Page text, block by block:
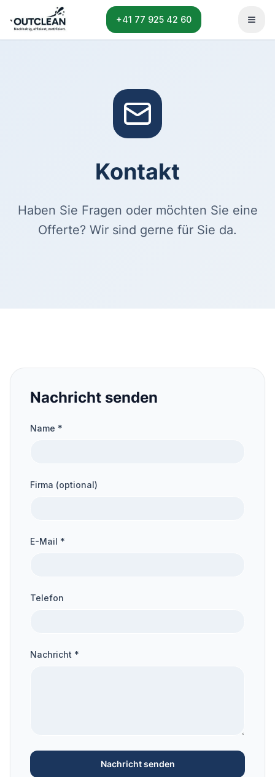
+41 77 925 42 60
Kontakt
Haben Sie Fragen oder möchten Sie eine
Offerte? Wir sind gerne für Sie da.
Nachricht senden
Name *
Firma (optional)
E-Mail *
Telefon
Nachricht *
Nachricht senden